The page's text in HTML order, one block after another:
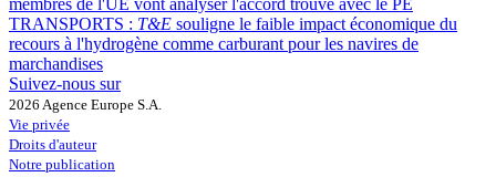
TRANSPORTS : T&E souligne le faible impact économique du
recours à l'hydrogène comme carburant pour les navires de
marchandises
Suivez-nous sur
2026 Agence Europe S.A.
Vie privée
Droits d'auteur
Notre publication